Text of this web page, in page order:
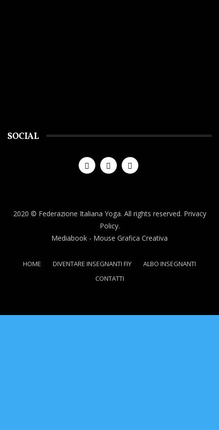
SOCIAL
2020 © Federazione Italiana Yoga. All rights reserved. Privacy
Policy.
Mediabook - Mouse Grafica Creativa
HOME DIVENTARE INSEGNANTI FIY
ALBO INSEGNANTI
CONTATTI